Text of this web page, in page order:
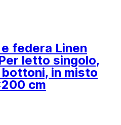
federa Linen
letto singolo,
in misto
cm